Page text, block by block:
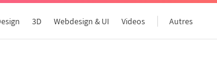
3D Webdesign & UI Videos Autres